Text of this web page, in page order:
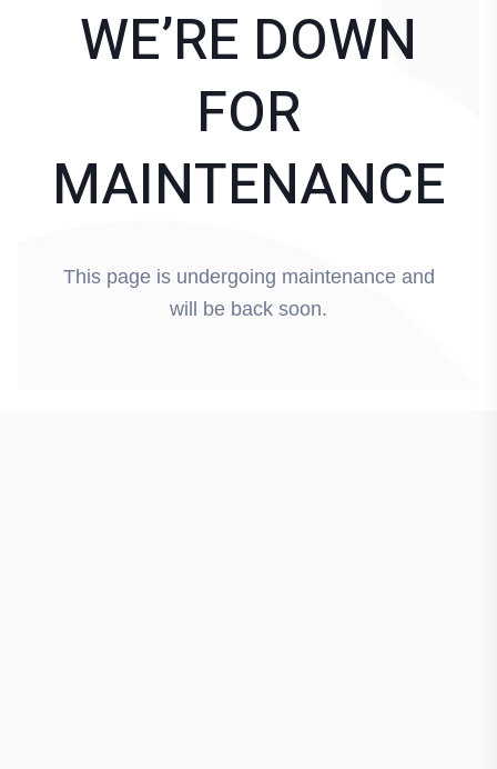
WE’RE DOWN
FOR
MAINTENANCE
This page is undergoing maintenance and
will be back soon.